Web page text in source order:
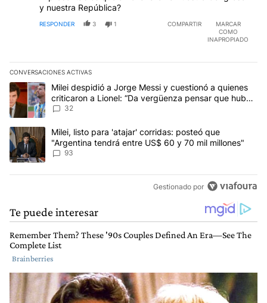
y nuestra República?
RESPONDER 3 1 COMPARTIR
MARCAR
COMO
INAPROPIADO
CONVERSACIONES ACTIVAS
Este listado muestra los artículos con más comentarios en los
Un artículo de tendencia con el título "Milei despidió a Jorge
Milei despidió a Jorge Messi y cuestionó a quienes
criticaron a Lionel: “Da vergüenza pensar que hubo
anti-Messi”
32
Un artículo de tendencia con el título "Milei, listo para 'atajar'
Milei, listo para 'atajar' corridas: posteó que
"Argentina tendrá entre US$ 60 y 70 mil millones"
93
Gestionado por